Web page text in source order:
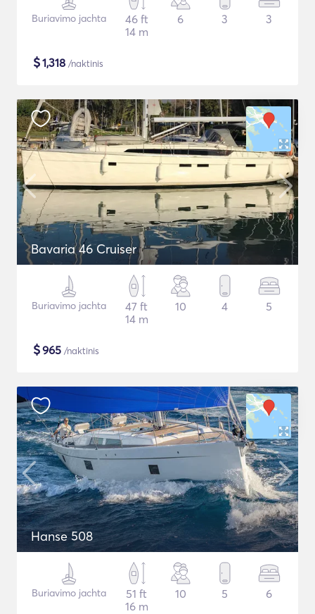
Buriavimo jachta
46 ft
14 m
6 3 3
$1,318 /naktinis
Bavaria 46 Cruiser
Buriavimo jachta
47 ft
14 m
10 4 5
$965 /naktinis
Hanse 508
Buriavimo jachta
51 ft
16 m
10 5 6